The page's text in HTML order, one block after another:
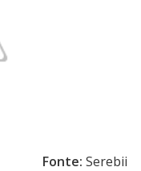
Fonte: Serebii